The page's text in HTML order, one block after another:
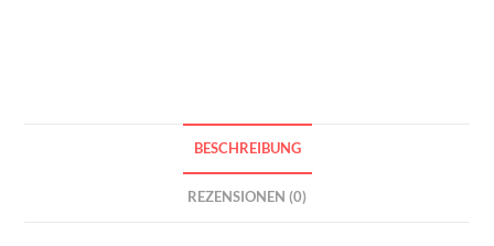
BESCHREIBUNG
REZENSIONEN (0)